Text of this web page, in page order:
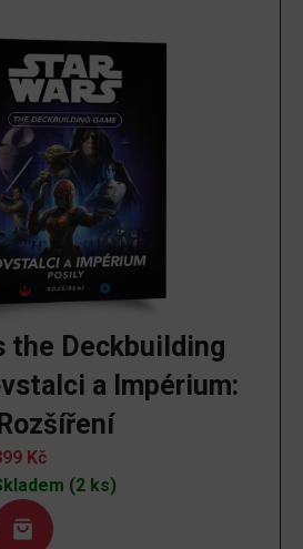
the Deckbuilding
a Impérium:
Rozšíření
Kč
(2 ks)